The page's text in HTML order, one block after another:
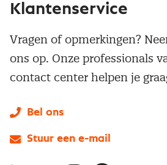
Klantenservice
Vragen of opmerkingen?
ons op. Onze professionals
contact center helpen je
Bel ons
Stuur een e-mail